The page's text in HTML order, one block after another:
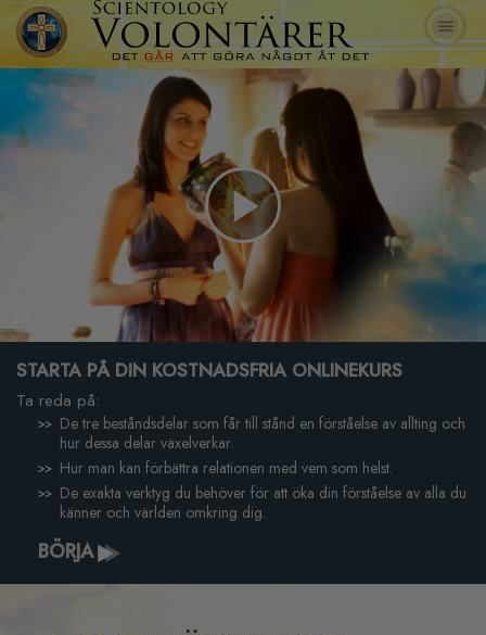
Play
Video
STARTA PÅ DIN KOSTNADSFRIA ONLINEKURS
Ta reda på:
De tre beståndsdelar som får till stånd en förståelse av allting och
hur dessa delar växelverkar.
Hur man kan förbättra relationen med vem som helst.
De exakta verktyg du behöver för att öka din förståelse av alla du
känner och världen omkring dig.
BÖRJA